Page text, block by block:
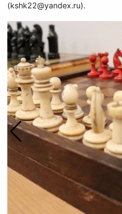
(kshk22@yandex.ru).